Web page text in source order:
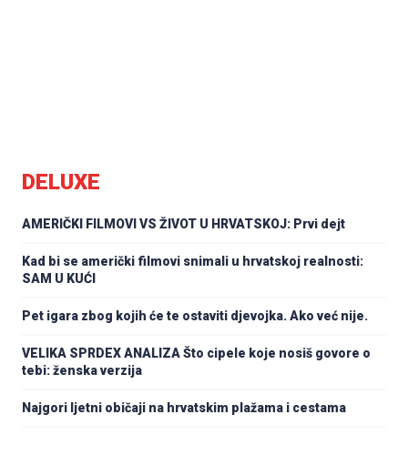
DELUXE
AMERIČKI FILMOVI VS ŽIVOT U HRVATSKOJ: Prvi dejt
Kad bi se američki filmovi snimali u hrvatskoj realnosti:
SAM U KUĆI
Pet igara zbog kojih će te ostaviti djevojka. Ako već nije.
VELIKA SPRDEX ANALIZA Što cipele koje nosiš govore o
tebi: ženska verzija
Najgori ljetni običaji na hrvatskim plažama i cestama